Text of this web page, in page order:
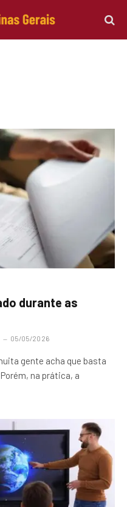
durante as
05/05/2026
gente acha que basta
na prática, a